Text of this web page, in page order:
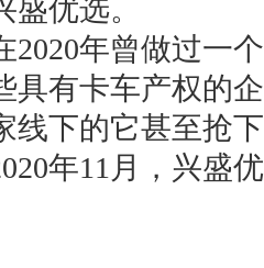
优选。
2020年曾做过一
具有卡车产权的
线下的它甚至抢
年11月，兴盛